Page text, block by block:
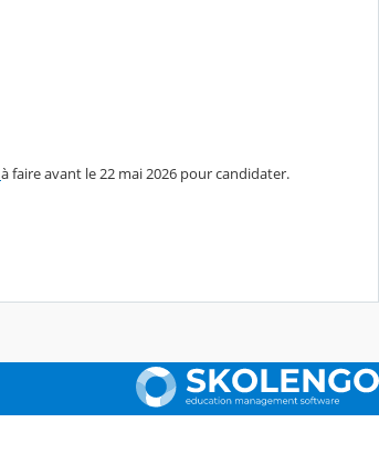
à faire avant le 22 mai 2026 pour candidater.